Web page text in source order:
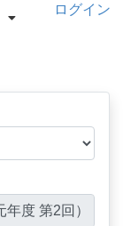
ログイン